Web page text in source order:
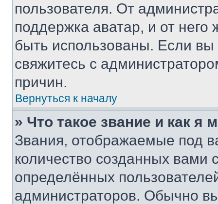
пользователя. От
поддержка аватар, и от него
быть использованы. Если
свяжитесь с
причин.
Вернуться к началу
» Что такое звание и как я
Звания, отображаемые под
количество созданных
определённых
администраторов. Обычно